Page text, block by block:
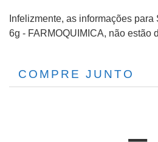
Infelizmente, as informações
6g - FARMOQUIMICA, não estão
COMPRE JUNTO